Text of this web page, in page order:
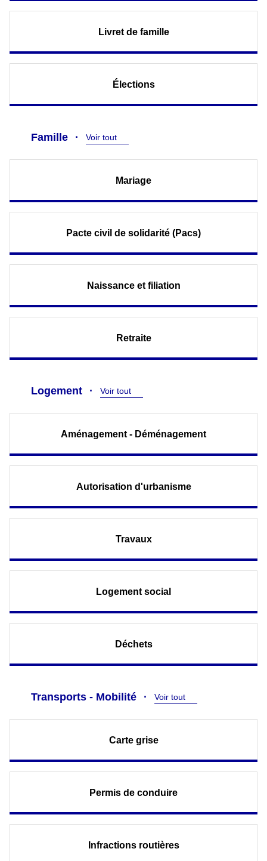
Livret de famille
Élections
Famille Voir tout
Mariage
Pacte civil de solidarité (Pacs)
Naissance et filiation
Retraite
Logement Voir tout
Aménagement - Déménagement
Autorisation d'urbanisme
Travaux
Logement social
Déchets
Transports - Mobilité Voir tout
Carte grise
Permis de conduire
Infractions routières